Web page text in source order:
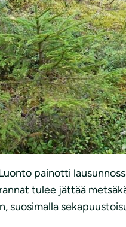
painotti
tulee jättää
suosimalla